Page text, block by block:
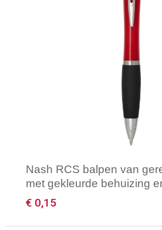
Nash RCS balpen van
met gekleurde behuizing
(zwarte inkt)
€ 0,15